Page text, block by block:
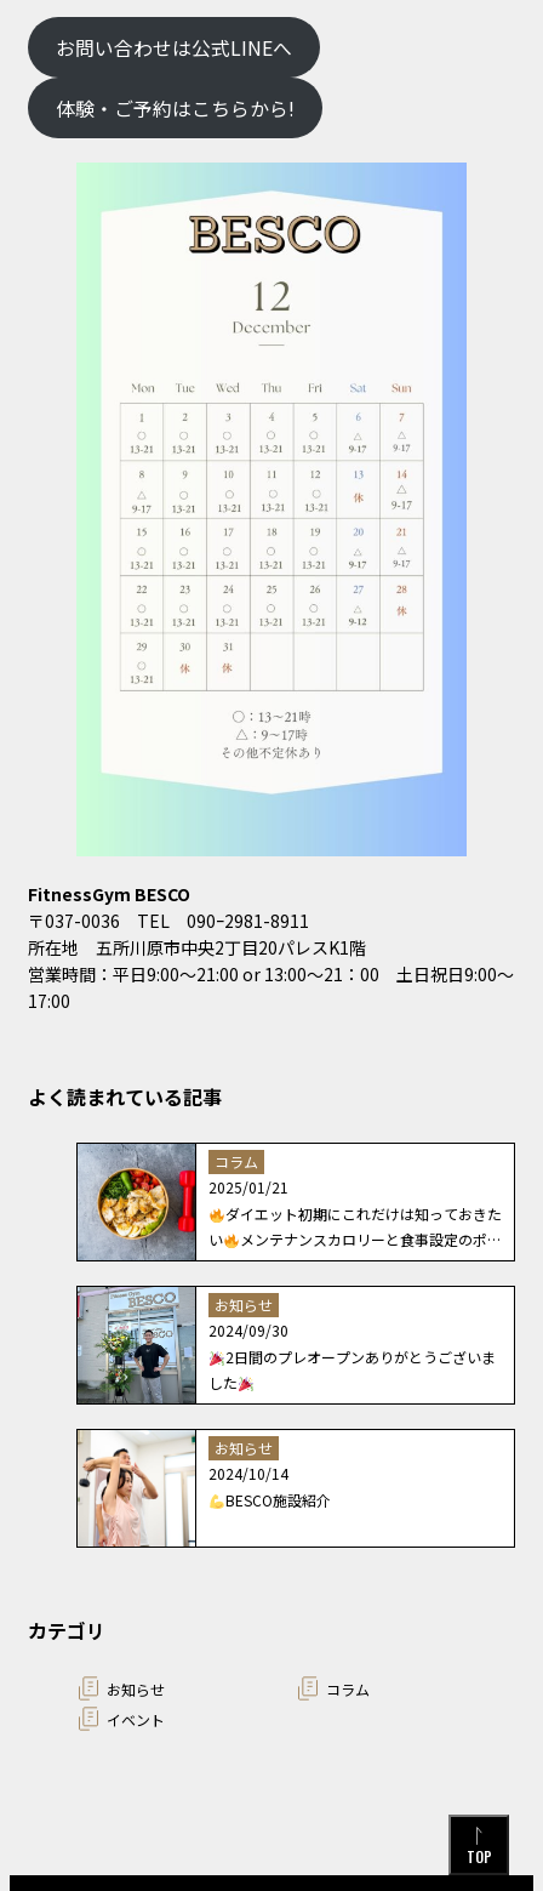
お問い合わせは公式LINEへ
体験・ご予約はこちらから!
FitnessGym BESCO
〒037-0036 TEL 090ｰ2981-8911
所在地 五所川原市中央2丁目20パレスK1階
営業時間：平日9:00～21:00 or 13:00～21：00 土日祝日9:00～
17:00
よく読まれている記事
コラム
2025/01/21
ダイエット初期にこれだけは知っておきた
い
メンテナンスカロリーと食事設定のポイ
ント
お知らせ
2024/09/30
2日間のプレオープンありがとうございま
した
お知らせ
2024/10/14
BESCO施設紹介
カテゴリ
お知らせ
コラム
イベント
TOP